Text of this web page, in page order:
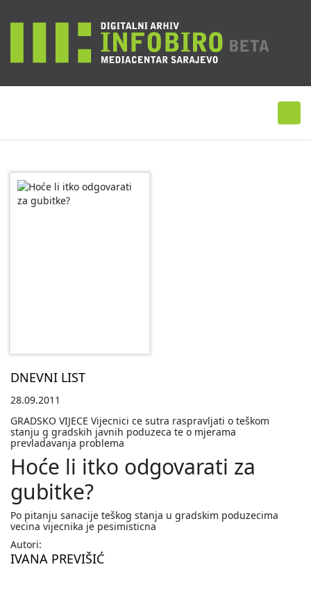
DNEVNI LIST
28.09.2011
GRADSKO VIJECE Vijecnici ce sutra raspravljati o teškom
stanju g gradskih javnih poduzeca te o mjerama
prevladavanja problema
Hoće li itko odgovarati za
gubitke?
Po pitanju sanacije teškog stanja u gradskim poduzecima
vecina vijecnika je pesimisticna
Autori:
IVANA PREVIŠIĆ